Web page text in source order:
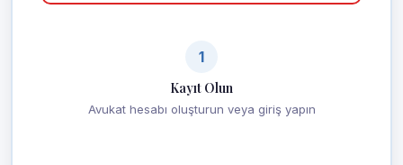
1
Kayıt Olun
Avukat hesabı oluşturun veya giriş yapın